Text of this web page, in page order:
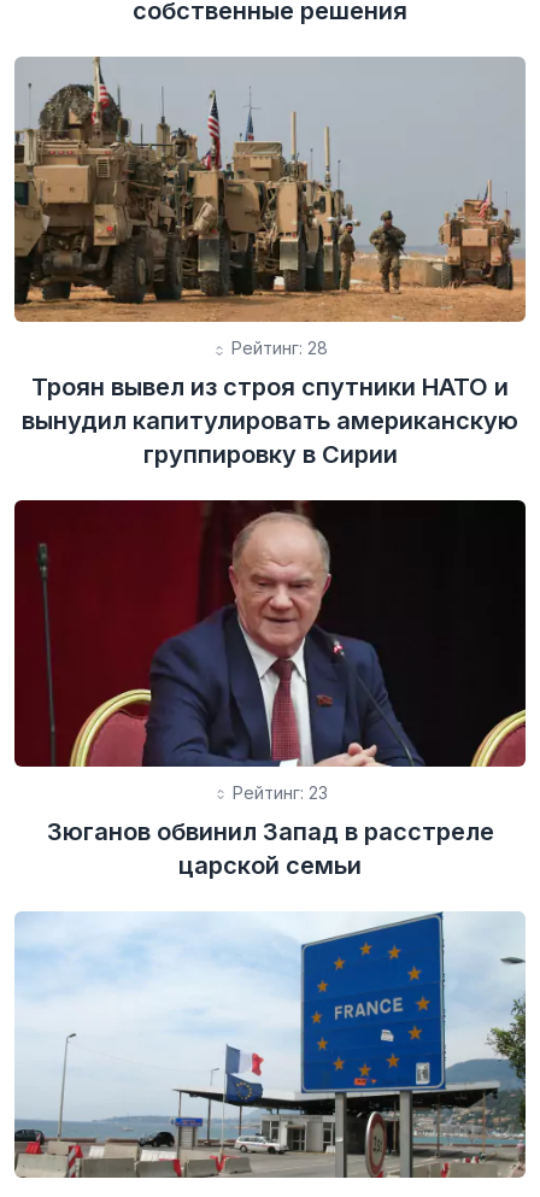
собственные решения
Рейтинг: 28
Троян вывел из строя спутники НАТО и
вынудил капитулировать американскую
группировку в Сирии
Рейтинг: 23
Зюганов обвинил Запад в расстреле
царской семьи